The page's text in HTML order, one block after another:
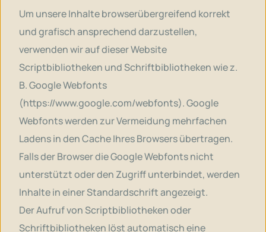
Um unsere Inhalte browserübergreifend korrekt
und grafisch ansprechend darzustellen,
verwenden wir auf dieser Website
Scriptbibliotheken und Schriftbibliotheken wie z.
B. Google Webfonts
(https://www.google.com/webfonts). Google
Webfonts werden zur Vermeidung mehrfachen
Ladens in den Cache Ihres Browsers übertragen.
Falls der Browser die Google Webfonts nicht
unterstützt oder den Zugriff unterbindet, werden
Inhalte in einer Standardschrift angezeigt.
Der Aufruf von Scriptbibliotheken oder
Schriftbibliotheken löst automatisch eine